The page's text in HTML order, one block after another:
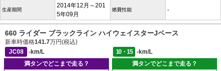
生産期間
2014年12月～201
5年09月
燃費性能 -
660 ライダー ブラックライン ハイウェイスターJベース
新車時価格141.7万円(税込)
JC08
-km/L 10・15
-km/L
満タンでどこまで走る？
満タンでどこまで走る？